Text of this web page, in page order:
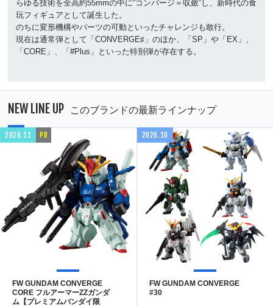
らゆる技術を全高約55mmの中に“コンバージ＝収斂”し、新時代の食
玩フィギュアとして誕生した。
のちに変形機構やパーツの可動といったチャレンジも敢行。
現在は通常弾として「CONVERGE♯」のほか、「SP」や「EX」、
「CORE」、「#Plus」といった特別弾が存在する。
NEW LINE UP このブランドの最新ラインナップ
2026.11 PB
FW GUNDAM CONVERGE
CORE フルアーマーZZガンダ
ム【プレミアムバンダイ限
2026.10
FW GUNDAM CONVERGE
#30